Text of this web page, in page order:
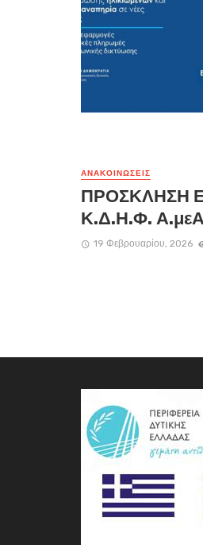
ΑΝΑΚΟΙΝΏΣΕΙΣ
ΠΡΟΣΚΛΗΣΗ
Κ.Δ.Η.Φ.
19 Φεβρουαρίου, 2026